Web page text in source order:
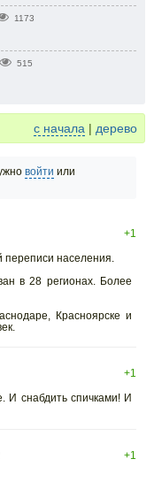
1173
515
с начала | дерево
войти или
+1
переписи населения.
в 28 регионах. Более
Красноярске и
+1
И снабдить спичками! И
+1